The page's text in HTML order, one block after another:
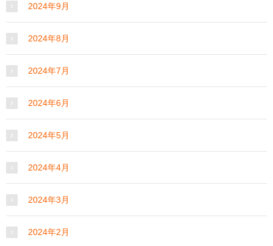
2024年9月
2024年8月
2024年7月
2024年6月
2024年5月
2024年4月
2024年3月
2024年2月